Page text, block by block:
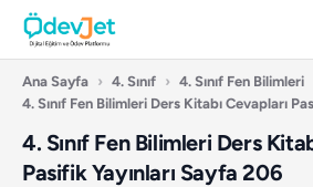
Ana Sayfa › 4. Sınıf › 4. Sınıf Fen Bilimleri
4. Sınıf Fen Bilimleri Ders Kitabı Cevapları
4. Sınıf Fen Bilimleri Ders
Pasifik Yayınları Sayfa 206